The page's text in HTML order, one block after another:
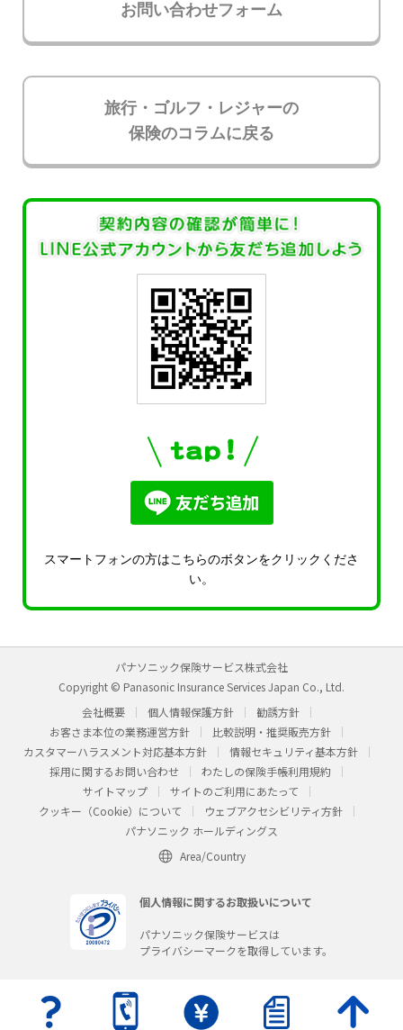
お問い合わせフォーム
旅行・ゴルフ・レジャーの
保険のコラムに戻る
スマートフォンの方はこちらのボタンをクリックくださ
い。
パナソニック保険サービス株式会社
Copyright © Panasonic Insurance Services Japan Co., Ltd.
会社概要
個人情報保護方針
勧誘方針
お客さま本位の業務運営方針
比較説明・推奨販売方針
カスタマーハラスメント対応基本方針
情報セキュリティ基本方針
採用に関するお問い合わせ
わたしの保険手帳利用規約
サイトマップ
サイトのご利用にあたって
クッキー（Cookie）について
ウェブアクセシビリティ方針
パナソニック ホールディングス
Area/Country
個人情報に関するお取扱いについて
パナソニック保険サービスは
プライバシーマークを取得しています。